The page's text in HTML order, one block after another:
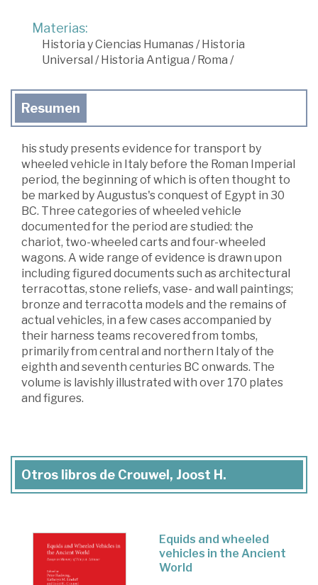
Materias:
Historia y Ciencias Humanas/ Historia
Universal / Historia Antigua / Roma /
Resumen
his study presents evidence for transport by
wheeled vehicle in Italy before the Roman Imperial
period, the beginning of which is often thought to
be marked by Augustus's conquest of Egypt in 30
BC. Three categories of wheeled vehicle
documented for the period are studied: the
chariot, two-wheeled carts and four-wheeled
wagons. A wide range of evidence is drawn upon
including figured documents such as architectural
terracottas, stone reliefs, vase- and wall paintings;
bronze and terracotta models and the remains of
actual vehicles, in a few cases accompanied by
their harness teams recovered from tombs,
primarily from central and northern Italy of the
eighth and seventh centuries BC onwards. The
volume is lavishly illustrated with over 170 plates
and figures.
Otros libros de Crouwel, Joost H.
Equids and wheeled
vehicles in the Ancient
World